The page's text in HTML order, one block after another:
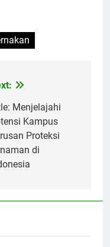
Menjelajahi
Kampus
Proteksi
di